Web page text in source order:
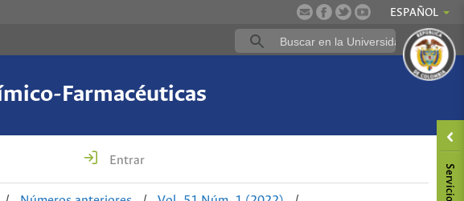
ESPAÑOL
Farmacéuticas
Entrar